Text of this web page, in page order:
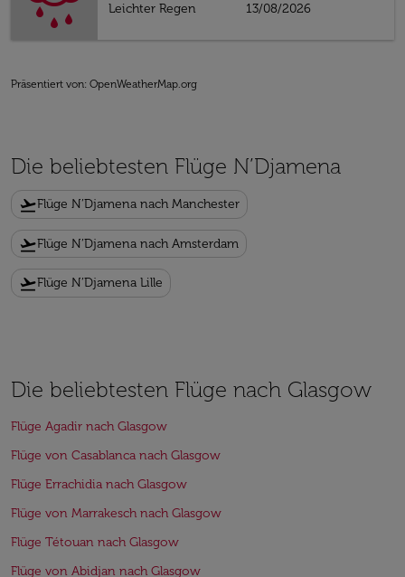
Leichter Regen
13/08/2026
Präsentiert von: OpenWeatherMap.org
Die beliebtesten Flüge N’Djamena
flight_takeoffFlüge N’Djamena nach Manchester
flight_takeoffFlüge N’Djamena nach Amsterdam
flight_takeoffFlüge N’Djamena Lille
Die beliebtesten Flüge nach Glasgow
Flüge Agadir nach Glasgow
Flüge von Casablanca nach Glasgow
Flüge Errachidia nach Glasgow
Flüge von Marrakesch nach Glasgow
Flüge Tétouan nach Glasgow
Flüge von Abidjan nach Glasgow